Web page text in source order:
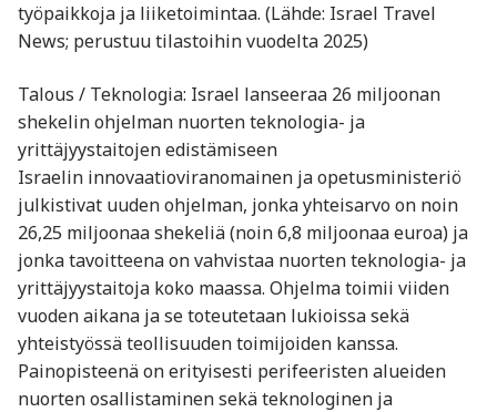
työpaikkoja ja liiketoimintaa. (Lähde: Israel Travel
News; perustuu tilastoihin vuodelta 2025)
Talous / Teknologia: Israel lanseeraa 26 miljoonan
shekelin ohjelman nuorten teknologia- ja
yrittäjyystaitojen edistämiseen
Israelin innovaatioviranomainen ja opetusministeriö
julkistivat uuden ohjelman, jonka yhteisarvo on noin
26,25 miljoonaa shekeliä (noin 6,8 miljoonaa euroa) ja
jonka tavoitteena on vahvistaa nuorten teknologia- ja
yrittäjyystaitoja koko maassa. Ohjelma toimii viiden
vuoden aikana ja se toteutetaan lukioissa sekä
yhteistyössä teollisuuden toimijoiden kanssa.
Painopisteenä on erityisesti perifeeristen alueiden
nuorten osallistaminen sekä teknologinen ja